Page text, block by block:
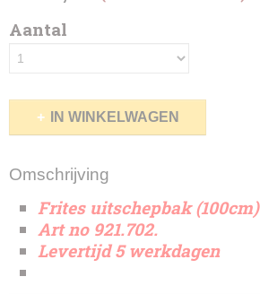
Aantal
IN WINKELWAGEN
Omschrijving
Frites uitschepbak (100cm)
Art no 921.702.
Levertijd 5 werkdagen